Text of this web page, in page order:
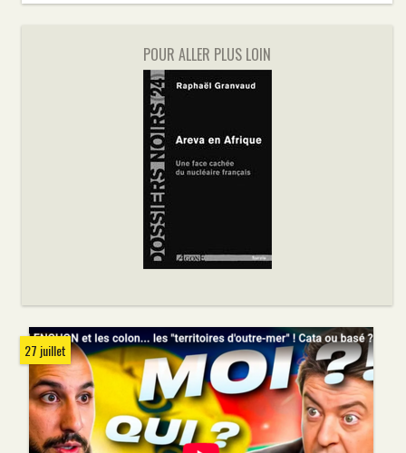
POUR ALLER PLUS LOIN
27 juillet